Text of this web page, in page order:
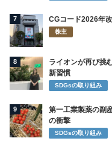
7 CGコード2026年
株主
8
ライオンが再び挑
新習慣
SDGsの取り組み
9
第一工業製薬の副
の衝撃
SDGsの取り組み